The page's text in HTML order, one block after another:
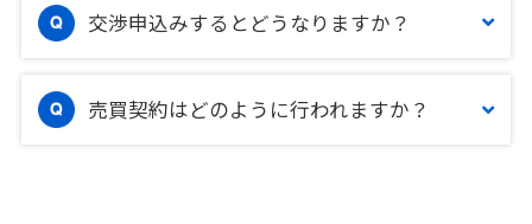
交渉申込みするとどうなりますか？
売買契約はどのように行われますか？